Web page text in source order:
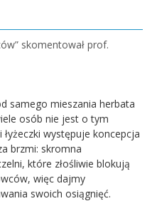
skomentował prof.
samego mieszania herbata
osób nie jest o tym
występuje koncepcja
brzmi: skromna
które złośliwie blokują
więc dajmy
swoich osiągnięć.